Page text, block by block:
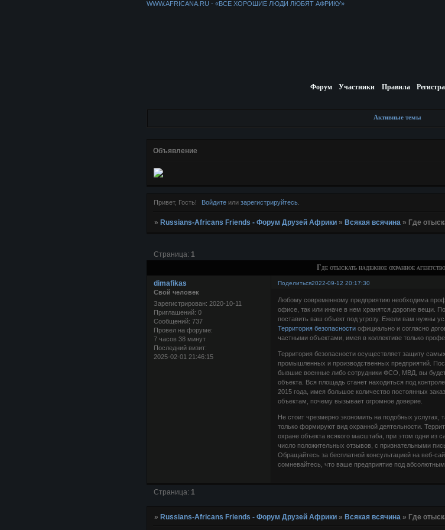
WWW.AFRICANA.RU - «ВСЕ ХОРОШИЕ ЛЮДИ ЛЮБЯТ АФРИКУ»
Форум Участники Правила
Активные темы
Объявление
Привет, Гость! Войдите или зарегистрируйтесь
» Russians-Africans Friends - Форум Друзей Африки » Всякая всячина » Где
Где отыскать надежное охранное
Страница: 1
Поделиться2022-09-12 20:17:30
dimafikas
Свой человек
Зарегистрирован: 2020-10-11
Приглашений: 0
Сообщений: 737
Провел на форуме:
7 часов 38 минут
Последний визит:
2025-02-01 21:46:15
Любому современному предприятию необходима
офисе, так или иначе в нем хранятся дорогие вещи.
поставить ваш объект под угрозу. Ежели вам нужны
Территория безопасностиофициально и согласно
частными объектами, имея в коллективе только
Территория безопасности осуществляет защиту
промышленных и производственных предприятий.
бывшие военные либо сотрудники ФСО, МВД, вы
объекта. Вся площадь станет находиться под
2015 года, имея большое количество постоянных
объектам, почему вызывает огромное доверие.
Не стоит чрезмерно экономить на подобных услугах,
только формируют вид охранной деятельности.
охране объекта всякого масштаба, при этом одни
число положительных отзывов, с признательными
Обращайтесь за бесплатной консультацией на веб-
сомневайтесь, что ваше предприятие под абсолютным
Страница: 1
» Russians-Africans Friends - Форум Друзей Африки » Всякая всячина » Где